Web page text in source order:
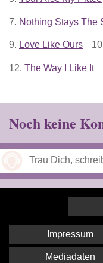
7. Nothing Stays The
9. Love Like Ours
12. The Way I Like It
Noch keine
Impressum
Mediadaten